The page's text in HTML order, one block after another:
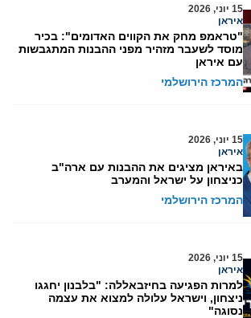
15 יוני, 2026
איראן
"טראמפ מחק את הקווים האדומים": בכיר
מוסד לשעבר מזהיר מפני ההבנות המתגבשות
עם איראן
המרכז הירושלמי
15 יוני, 2026
איראן
באיראן מציגים את ההבנות עם ארה"ב
כניצחון על ישראל והמערב
המרכז הירושלמי
15 יוני, 2026
איראן
למרות הפגיעה בחיזבאללה: "בלבנון יחגגו
ניצחון, וישראל עלולה למצוא את עצמה
נסוגה"